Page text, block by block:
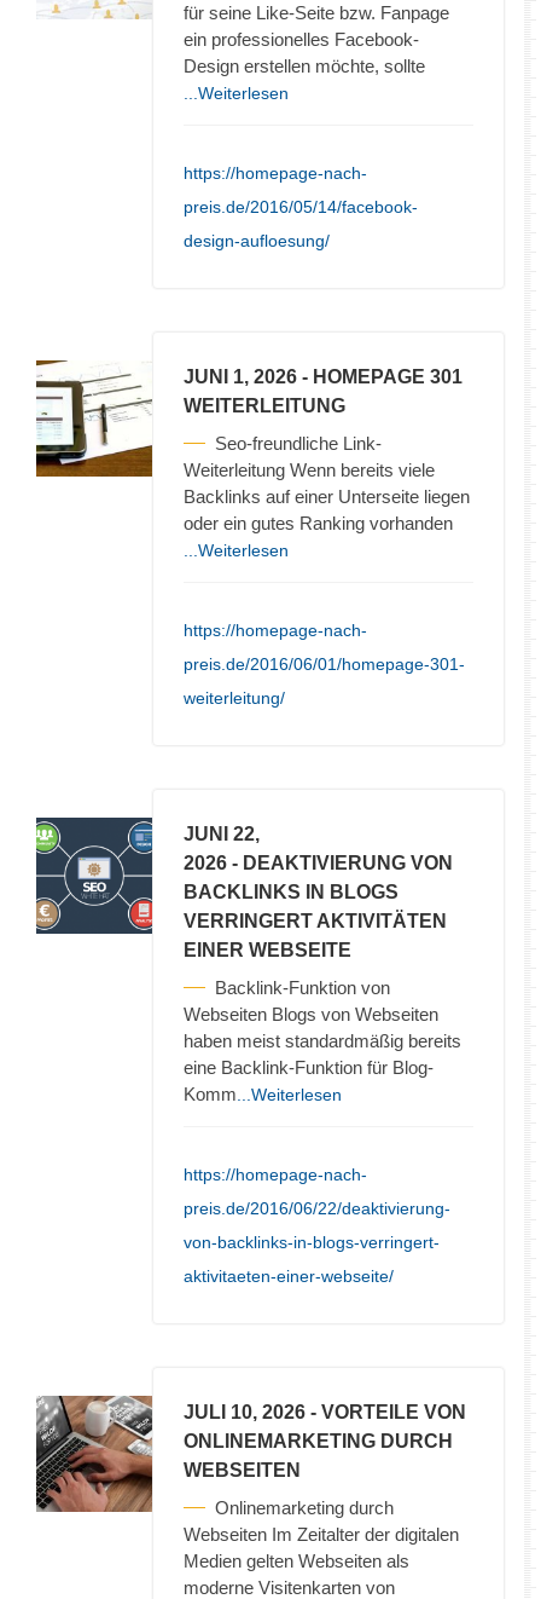
für seine Like-Seite bzw. Fanpage
ein professionelles Facebook-
Design erstellen möchte, sollte
...Weiterlesen
https://homepage-nach-
preis.de/2016/05/14/facebook-
design-aufloesung/
JUNI 1, 2026 - HOMEPAGE 301
WEITERLEITUNG
Seo-freundliche Link-
Weiterleitung Wenn bereits viele
Backlinks auf einer Unterseite liegen
oder ein gutes Ranking vorhanden
...Weiterlesen
https://homepage-nach-
preis.de/2016/06/01/homepage-301-
weiterleitung/
JUNI 22,
2026 - DEAKTIVIERUNG VON
BACKLINKS IN BLOGS
VERRINGERT AKTIVITÄTEN
EINER WEBSEITE
Backlink-Funktion von
Webseiten Blogs von Webseiten
haben meist standardmäßig bereits
eine Backlink-Funktion für Blog-
Komm ...Weiterlesen
https://homepage-nach-
preis.de/2016/06/22/deaktivierung-
von-backlinks-in-blogs-verringert-
aktivitaeten-einer-webseite/
JULI 10, 2026 - VORTEILE VON
ONLINEMARKETING DURCH
WEBSEITEN
Onlinemarketing durch
Webseiten Im Zeitalter der digitalen
Medien gelten Webseiten als
moderne Visitenkarten von